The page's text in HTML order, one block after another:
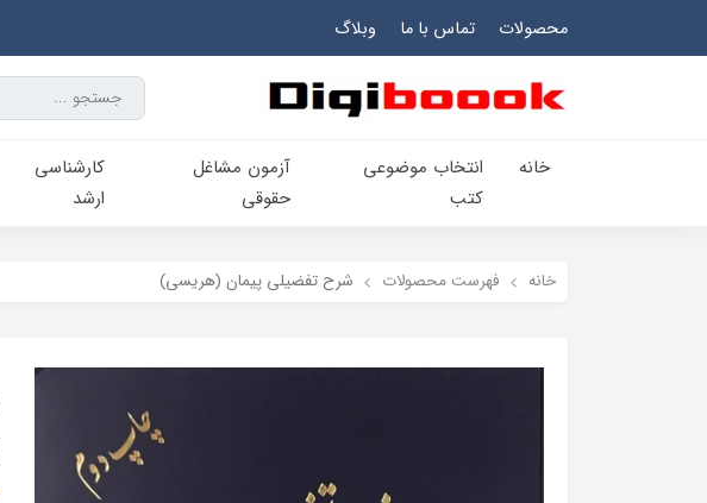
محصولات تماس با ما وبلاگ
خانه
انتخاب​ موضوعي​
کتب
آزمون مشاغل
حقوقی
کارشناسی‌
ارشد
خانه فهرست محصولات شرح تفضیلی پیمان (هریسی)